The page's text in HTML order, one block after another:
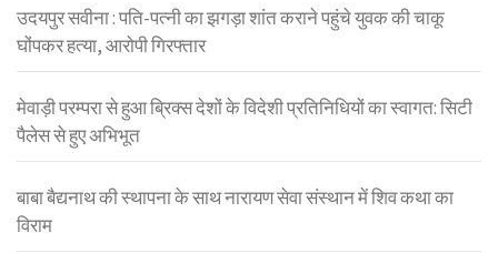
उदयपुर सवीना : पति-पत्नी का झगड़ा शांत कराने पहुंचे युवक की चाकू
घोंपकर हत्या, आरोपी गिरफ्तार
मेवाड़ी परम्परा से हुआ ब्रिक्स देशों के विदेशी प्रतिनिधियों का स्वागत: सिटी
पैलेस से हुए अभिभूत
बाबा बैद्यनाथ की स्थापना के साथ नारायण सेवा संस्थान में शिव कथा का
विराम